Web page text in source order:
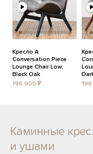
Кресло A
Conversation Piece
Lounge Chair Low,
Black Oak
196 900 ₽
Каминные
и ушами